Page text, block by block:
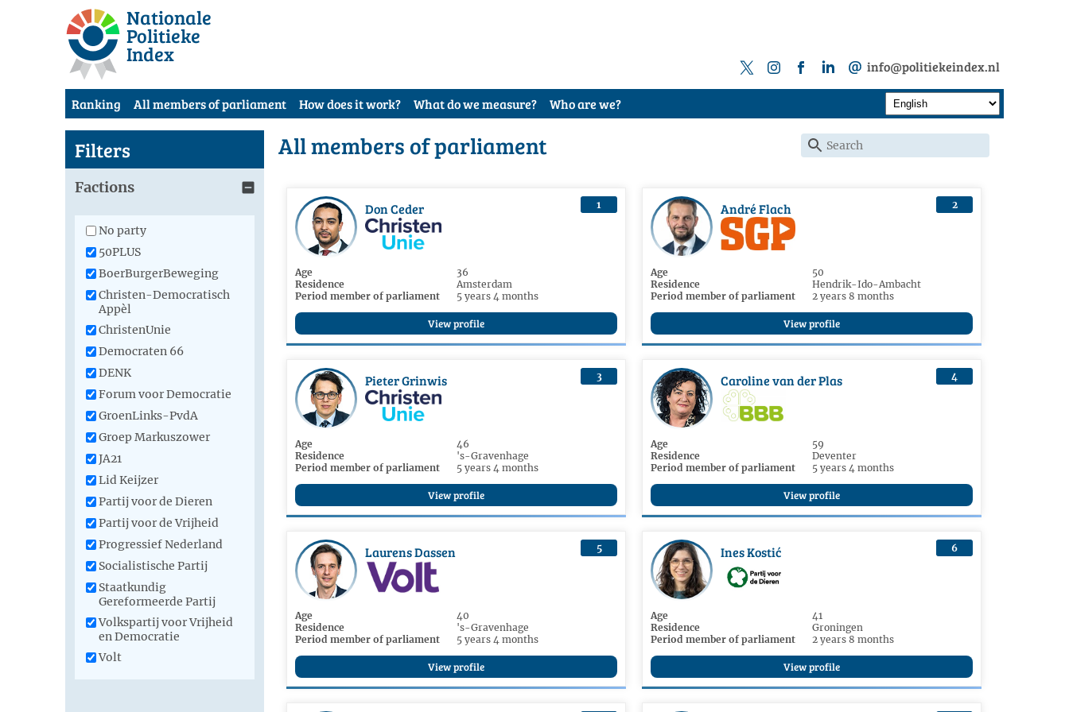
Nationale
Politieke
Index info@politiekeindex.nl
Ranking All members of parliament How does it work? What do we measure? Who are we?
Filters
Factions
No party
50PLUS
BoerBurgerBeweging
Christen-Democratisch
Appèl
ChristenUnie
Democraten 66
DENK
Forum voor Democratie
GroenLinks-PvdA
Groep Markuszower
JA21
Lid Keijzer
Partij voor de Dieren
Partij voor de Vrijheid
Progressief Nederland
Socialistische Partij
Staatkundig
Gereformeerde Partij
Volkspartij voor Vrijheid
en Democratie
Volt
All members of parliament
Don Ceder 1
Age
36
Residence
Amsterdam
Period member of parliament
5 years 4 months
View profile
André Flach 2
Age
50
Residence
Hendrik-Ido-Ambacht
Period member of parliament
2 years 8 months
View profile
Pieter Grinwis 3
Age
46
Residence
's-Gravenhage
Period member of parliament
5 years 4 months
View profile
Caroline van der Plas 4
Age
59
Residence
Deventer
Period member of parliament
5 years 4 months
View profile
Laurens Dassen 5
Age
40
Residence
's-Gravenhage
Period member of parliament
5 years 4 months
View profile
Ines Kostić 6
Age
41
Residence
Groningen
Period member of parliament
2 years 8 months
View profile